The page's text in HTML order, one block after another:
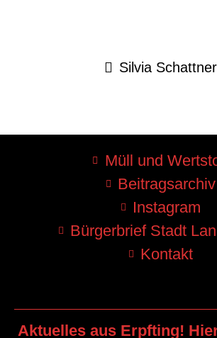
Silvia Schattner
Müll und
Beitragsarchiv
Instagram
Bürgerbrief Stadt
Kontakt
Aktuelles aus Erpfting!